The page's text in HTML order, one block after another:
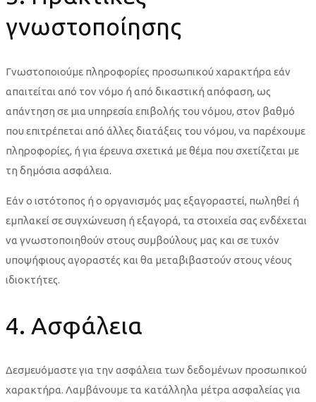
γνωστοποίησης
Γνωστοποιούμε πληροφορίες προσωπικού χαρακτήρα εάν
απαιτείται από τον νόμο ή από δικαστική απόφαση, ως
απάντηση σε μια υπηρεσία επιβολής του νόμου, στον βαθμό
που επιτρέπεται από άλλες διατάξεις του νόμου, να παρέχουμε
πληροφορίες, ή για έρευνα σχετικά με θέμα που σχετίζεται με
τη δημόσια ασφάλεια.
Εάν ο ιστότοπος ή ο οργανισμός μας εξαγοραστεί, πωληθεί ή
εμπλακεί σε συγχώνευση ή εξαγορά, τα στοιχεία σας ενδέχεται
να γνωστοποιηθούν στους συμβούλους μας και σε τυχόν
υποψήφιους αγοραστές και θα μεταβιβαστούν στους νέους
ιδιοκτήτες.
4. Ασφάλεια
Δεσμευόμαστε για την ασφάλεια των δεδομένων προσωπικού
χαρακτήρα. Λαμβάνουμε τα κατάλληλα μέτρα ασφαλείας για